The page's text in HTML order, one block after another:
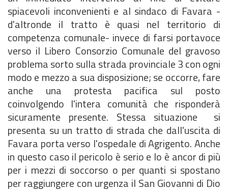
spiacevoli inconvenienti e al sindaco di Favara -
d'altronde il tratto è quasi nel territorio di
competenza comunale- invece di farsi portavoce
verso il Libero Consorzio Comunale del gravoso
problema sorto sulla strada provinciale 3 con ogni
modo e mezzo a sua disposizione; se occorre, fare
anche una protesta pacifica sul posto
coinvolgendo l'intera comunità che risponderà
sicuramente presente. Stessa situazione si
presenta su un tratto di strada che dall'uscita di
Favara porta verso l'ospedale di Agrigento. Anche
in questo caso il pericolo è serio e lo è ancor di più
per i mezzi di soccorso o per quanti si spostano
per raggiungere con urgenza il San Giovanni di Dio